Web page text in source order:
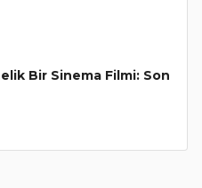
Bir Sinema Filmi: Son